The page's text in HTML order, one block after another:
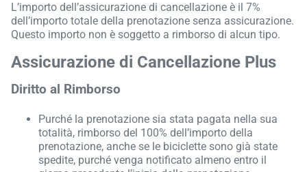
L’importo dell’assicurazione di cancellazione è il 7%
dell’importo totale della prenotazione senza assicurazione.
Questo importo non è soggetto a rimborso di alcun tipo.
Assicurazione di Cancellazione Plus
Diritto al Rimborso
Purché la prenotazione sia stata pagata nella sua
totalità, rimborso del 100% dell’importo della
prenotazione, anche se le biciclette sono già state
spedite, purché venga notificato almeno entro il